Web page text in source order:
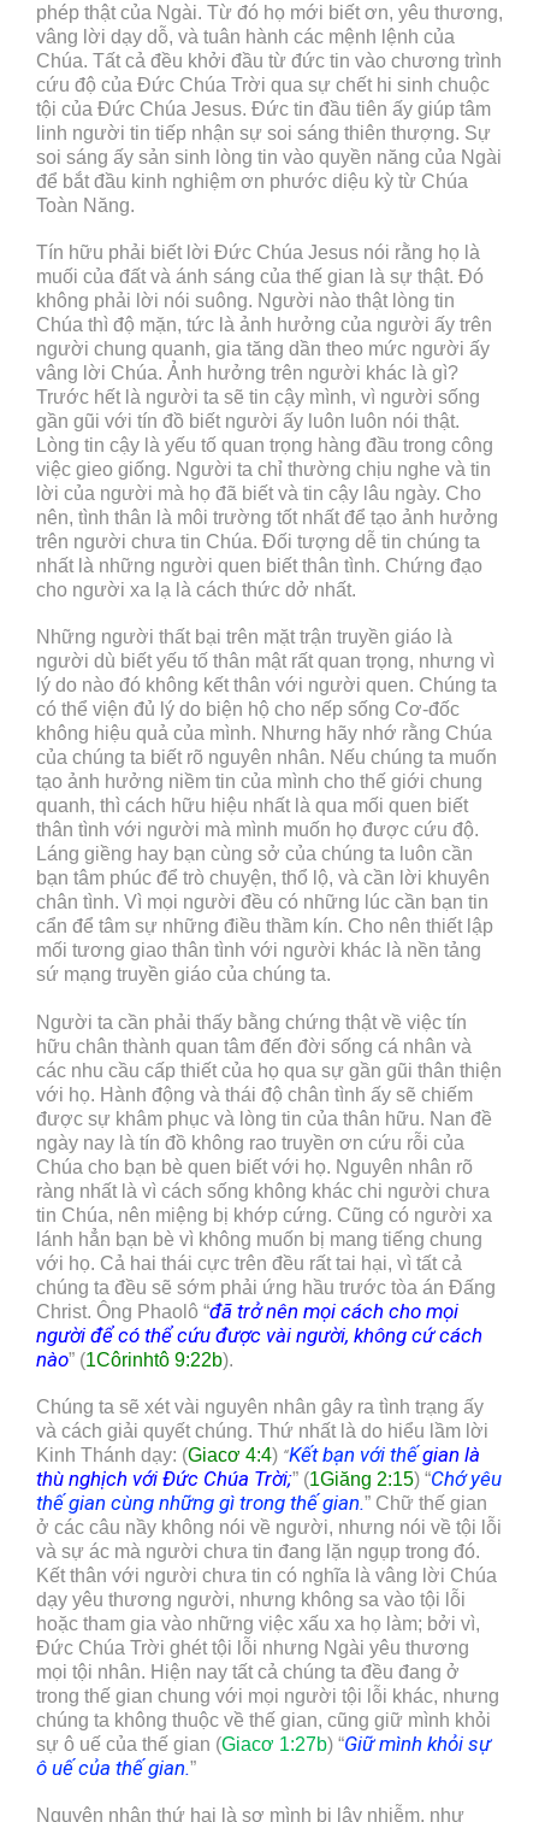
phép thật của Ngài. Từ đó họ mới biết ơn, yêu thương,
vâng lời dạy dỗ, và tuân hành các mệnh lệnh của
Chúa. Tất cả đều khởi đầu từ đức tin vào chương trình
cứu độ của Đức Chúa Trời qua sự chết hi sinh chuộc
tội của Đức Chúa Jesus. Đức tin đầu tiên ấy giúp tâm
linh người tin tiếp nhận sự soi sáng thiên thượng. Sự
soi sáng ấy sản sinh lòng tin vào quyền năng của Ngài
để bắt đầu kinh nghiệm ơn phước diệu kỳ từ Chúa
Toàn Năng.
Tín hữu phải biết lời Đức Chúa Jesus nói rằng họ là
muối của đất và ánh sáng của thế gian là sự thật. Đó
không phải lời nói suông. Người nào thật lòng tin
Chúa thì độ mặn, tức là ảnh hưởng của người ấy trên
người chung quanh, gia tăng dần theo mức người ấy
vâng lời Chúa. Ảnh hưởng trên người khác là gì?
Trước hết là người ta sẽ tin cậy mình, vì người sống
gần gũi với tín đồ biết người ấy luôn luôn nói thật.
Lòng tin cậy là yếu tố quan trọng hàng đầu trong công
việc gieo giống. Người ta chỉ thường chịu nghe và tin
lời của người mà họ đã biết và tin cậy lâu ngày. Cho
nên, tình thân là môi trường tốt nhất để tạo ảnh hưởng
trên người chưa tin Chúa. Đối tượng dễ tin chúng ta
nhất là những người quen biết thân tình. Chứng đạo
cho người xa lạ là cách thức dở nhất.
Những người thất bại trên mặt trận truyền giáo là
người dù biết yếu tố thân mật rất quan trọng, nhưng vì
lý do nào đó không kết thân với người quen. Chúng ta
có thể viện đủ lý do biện hộ cho nếp sống Cơ-đốc
không hiệu quả của mình. Nhưng hãy nhớ rằng Chúa
của chúng ta biết rõ nguyên nhân. Nếu chúng ta muốn
tạo ảnh hưởng niềm tin của mình cho thế giới chung
quanh, thì cách hữu hiệu nhất là qua mối quen biết
thân tình với người mà mình muốn họ được cứu độ.
Láng giềng hay bạn cùng sở của chúng ta luôn cần
bạn tâm phúc để trò chuyện, thổ lộ, và cần lời khuyên
chân tình. Vì mọi người đều có những lúc cần bạn tin
cẩn để tâm sự những điều thầm kín. Cho nên thiết lập
mối tương giao thân tình với người khác là nền tảng
sứ mạng truyền giáo của chúng ta.
Người ta cần phải thấy bằng chứng thật về việc tín
hữu chân thành quan tâm đến đời sống cá nhân và
các nhu cầu cấp thiết của họ qua sự gần gũi thân thiện
với họ. Hành động và thái độ chân tình ấy sẽ chiếm
được sự khâm phục và lòng tin của thân hữu. Nan đề
ngày nay là tín đồ không rao truyền ơn cứu rỗi của
Chúa cho bạn bè quen biết với họ. Nguyên nhân rõ
ràng nhất là vì cách sống không khác chi người chưa
tin Chúa, nên miệng bị khớp cứng. Cũng có người xa
lánh hẳn bạn bè vì không muốn bị mang tiếng chung
với họ. Cả hai thái cực trên đều rất tai hại, vì tất cả
chúng ta đều sẽ sớm phải ứng hầu trước tòa án Đấng
Christ. Ông Phaolô “đã trở nên mọi cách cho mọi
người để có thểcứu được vài người, không cứ cách
nào” (1Côrinhtô 9:22b).
Chúng ta sẽ xét vài nguyên nhân gây ra tình trạng ấy
và cách giải quyết chúng. Thứ nhất là do hiểu lầm lời
Kinh Thánh dạy: (Giacơ 4:4) “Kết bạn với thếgian là
thù nghịch với Đức Chúa Trời;” (1Giăng 2:15) “Chớ yêu
thế gian cùng những gì trong thế gian.” Chữ thế gian
ở các câu nầy không nói về người, nhưng nói về tội lỗi
và sự ác mà người chưa tin đang lặn ngụp trong đó.
Kết thân với người chưa tin có nghĩa là vâng lời Chúa
dạy yêu thương người, nhưng không sa vào tội lỗi
hoặc tham gia vào những việc xấu xa họ làm; bởi vì,
Đức Chúa Trời ghét tội lỗi nhưng Ngài yêu thương
mọi tội nhân. Hiện nay tất cả chúng ta đều đang ở
trong thế gian chung với mọi người tội lỗi khác, nhưng
chúng ta không thuộc về thế gian, cũng giữ mình khỏi
sự ô uế của thế gian (Giacơ 1:27b) “Giữ mình khỏi sự
ô uế của thế gian.”
Nguyên nhân thứ hai là sợ mình bị lây nhiễm, như